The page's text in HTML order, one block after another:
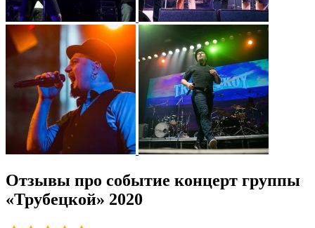
Отзывы про событие концерт группы
«Трубецкой» 2020